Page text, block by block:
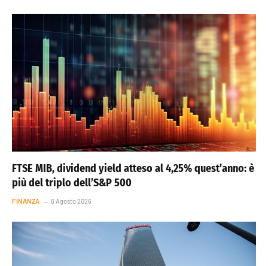
FTSE MIB, dividend yield atteso al 4,25% quest’anno: è
più del triplo dell’S&P 500
FINANZA 6 Agosto 2026